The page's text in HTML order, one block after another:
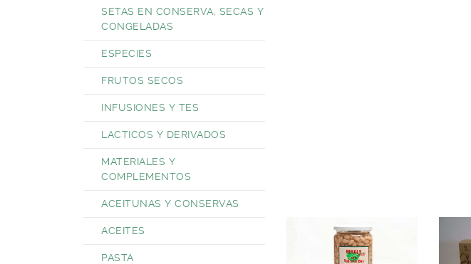
SETAS EN CONSERVA, SECAS Y
CONGELADAS
ESPECIES
FRUTOS SECOS
INFUSIONES Y TES
LACTICOS Y DERIVADOS
MATERIALES Y
COMPLEMENTOS
ACEITUNAS Y CONSERVAS
ACEITES
PASTA